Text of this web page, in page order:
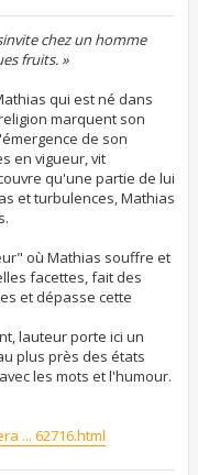
chez un homme
fruits. »
qui est né dans
marquent son
de son
en vigueur, vit
qu'une partie de lui
et turbulences, Mathias
où Mathias souffre et
facettes, fait des
et dépasse cette
lauteur porte ici un
plus près des états
les mots et l'humour.
... 62716.html